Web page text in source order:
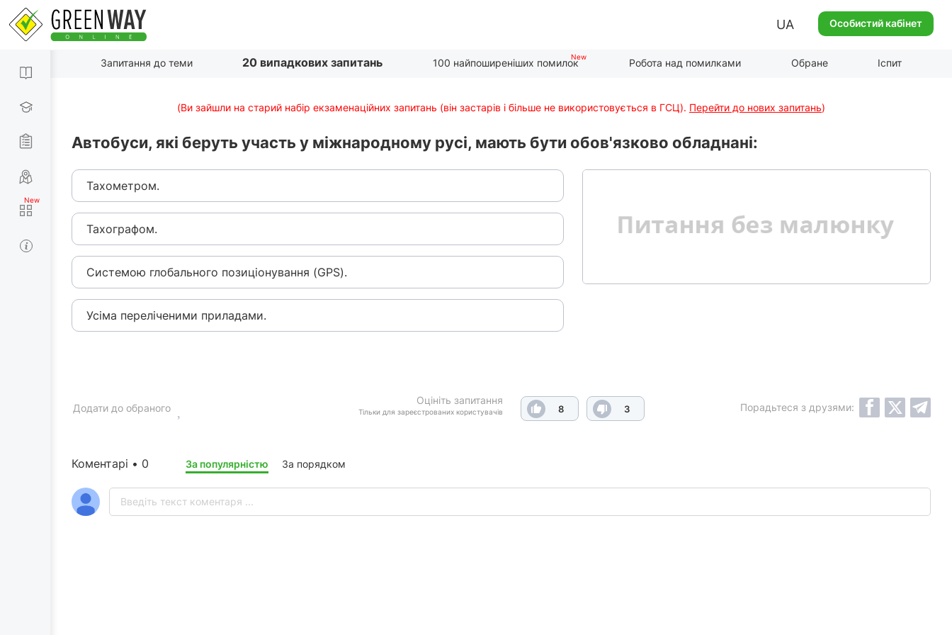
UA Особистий кабінет
Запитання до теми 20 випадкових запитань 100 найпоширеніших помилок Робота над помилками Обране Іспит
(Ви зайшли на старий набір екзаменаційних запитань (він застарів і більше не використовується в ГСЦ). Перейти до нових запитань)
Автобуси, які беруть участь у міжнародному русі, мають бути обов'язково обладнані:
Тахометром.
Тахографом.
Системою глобального позиціонування (GPS).
Усіма переліченими приладами.
Оцініть запитання
Тільки для зареєстрованих користувачів 8 3
Додати до обраного Порадьтеся з друзями:
Коментарі • 0 За популярністю За порядком